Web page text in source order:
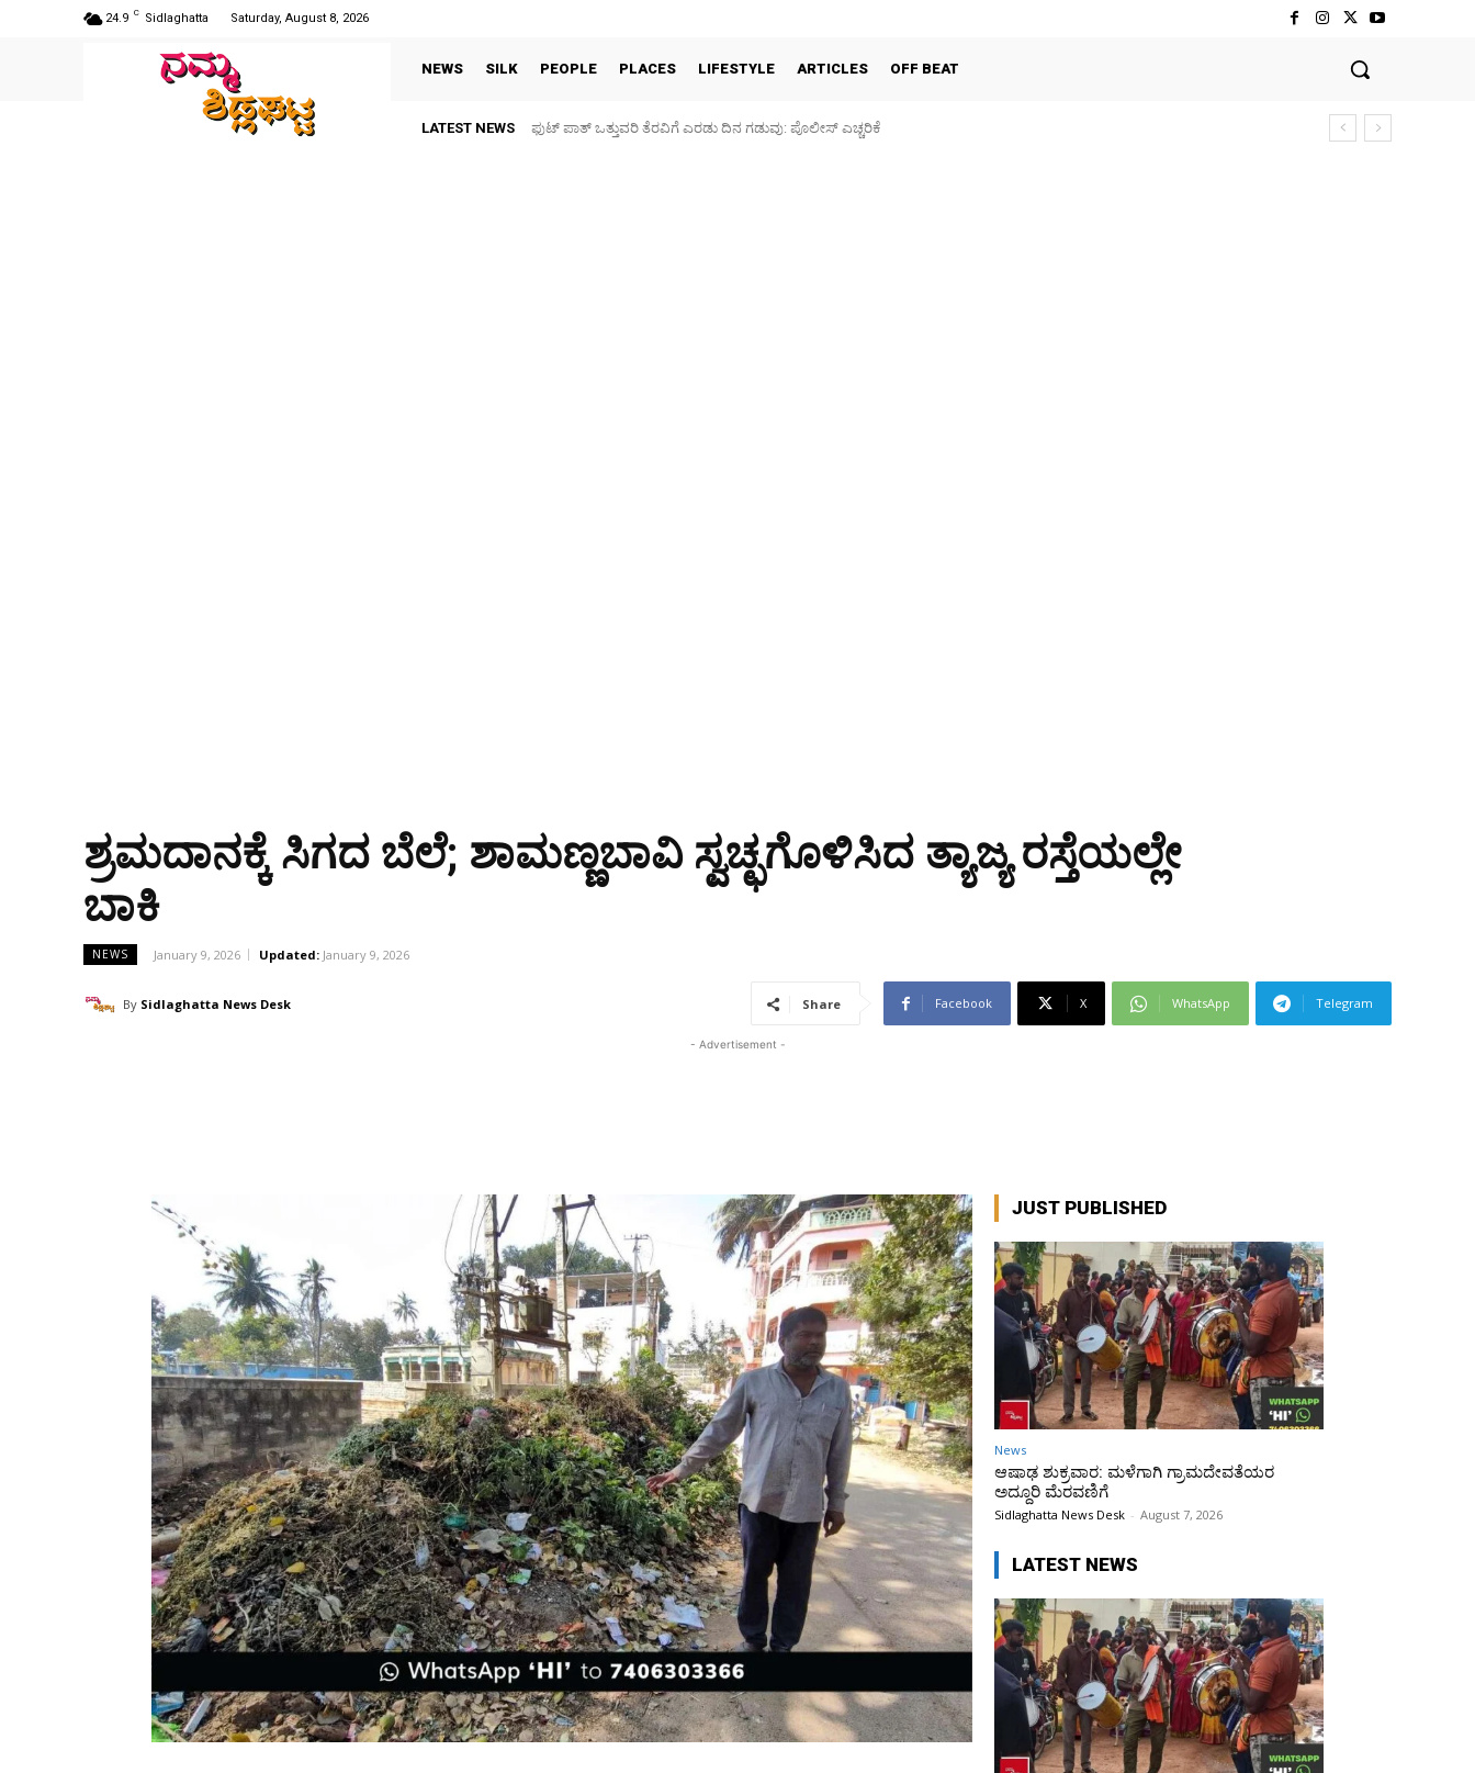
24.9 C Sidlaghatta Saturday, August 8, 2026
NEWS SILK PEOPLE PLACES LIFESTYLE ARTICLES OFF BEAT
LATEST NEWS ಫುಟ್‌ ಪಾತ್ ಒತ್ತುವರಿ ತೆರವಿಗೆ ಎರಡು ದಿನ ಗಡುವು: ಪೊಲೀಸ್ ಎಚ್ಚರಿಕೆ
ಪಶು ಆರೋಗ್ಯ ತಪಾಸಣೆ ಶಿಬಿರ: ಕೃಷಿ ವಿದ್ಯಾರ್ಥಿಗಳಿಂದ ಉಚಿತ ಚಿಕಿತ್ಸೆ
ಶ್ರಮದಾನಕ್ಕೆ ಸಿಗದ ಬೆಲೆ; ಶಾಮಣ್ಣಬಾವಿ ಸ್ವಚ್ಛಗೊಳಿಸಿದ ತ್ಯಾಜ್ಯ ರಸ್ತೆಯಲ್ಲೇ
ಬಾಕಿ
NEWS January 9, 2026 Updated: January 9, 2026
By Sidlaghatta News Desk Share Facebook X WhatsApp Telegram
- Advertisement -
JUST PUBLISHED
News
ಆಷಾಢ ಶುಕ್ರವಾರ: ಮಳೆಗಾಗಿ ಗ್ರಾಮದೇವತೆಯರ
ಅದ್ದೂರಿ ಮೆರವಣಿಗೆ
Sidlaghatta News Desk - August 7, 2026
LATEST NEWS